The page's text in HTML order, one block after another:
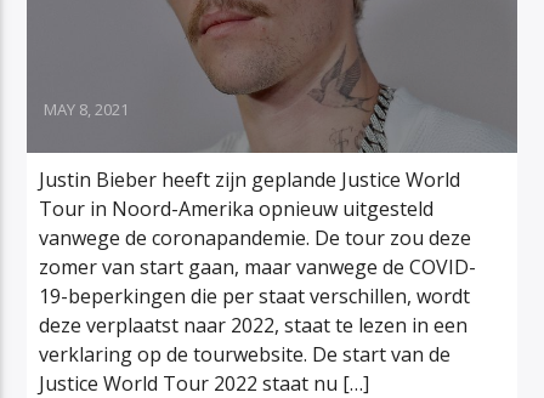
MAY 8, 2021
Justin Bieber heeft zijn geplande Justice World
Tour in Noord-Amerika opnieuw uitgesteld
vanwege de coronapandemie. De tour zou deze
zomer van start gaan, maar vanwege de COVID-
19-beperkingen die per staat verschillen, wordt
deze verplaatst naar 2022, staat te lezen in een
verklaring op de tourwebsite. De start van de
Justice World Tour 2022 staat nu […]